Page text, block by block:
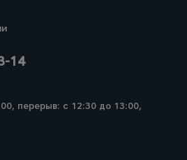
14
перерыв: с 12:30 до 13:00,